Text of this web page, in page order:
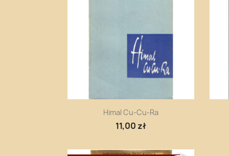
Szybki podgląd
Himal Cu-Cu-Ra
11,00 zł